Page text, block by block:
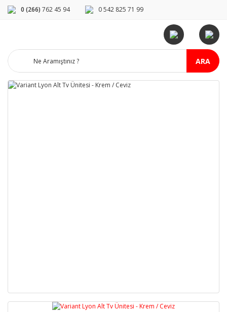
0 (266) 762 45 94 0 542 825 71 99
ARA